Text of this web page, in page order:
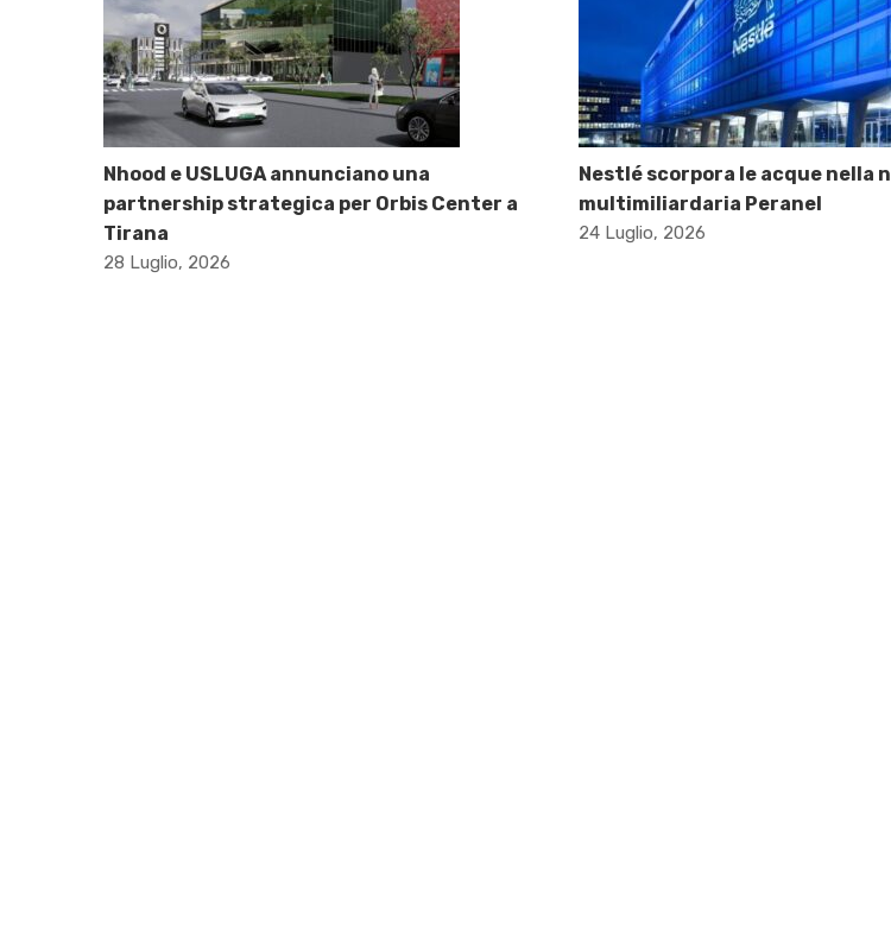
Nhood e USLUGA annunciano una
partnership strategica per Orbis Center a
Tirana
28 Luglio, 2026
Nestlé scorpora le acque nella
multimiliardaria Peranel
24 Luglio, 2026